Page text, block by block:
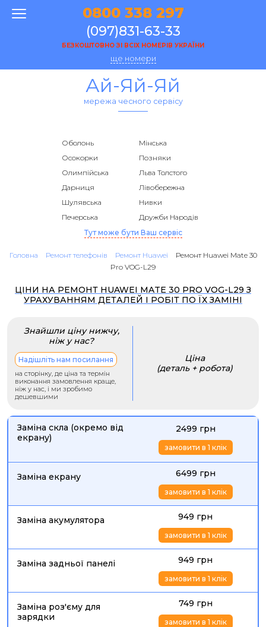
0800 338 297
(097)831-63-33
БЕЗКОШТОВНО ЗІ ВСІХ НОМЕРІВ УКРАЇНИ
ще номери
Ай-Яй-Яй
мережа чесного сервісу
Оболонь
Мінська
Осокорки
Позняки
Олимпійська
Льва Толстого
Дарниця
Лівобережна
Шулявська
Нивки
Печерська
Дружби Народів
Тут може бути Ваш сервіс
Головна Ремонт телефонів Ремонт Huawei
Ремонт Huawei Mate 30
Pro VOG-L29
ЦІНИ НА РЕМОНТ HUAWEI MATE 30 PRO VOG-L29 З
УРАХУВАННЯМ ДЕТАЛЕЙ І РОБІТ ПО ЇХ ЗАМІНІ
Знайшли ціну нижчу,
ніж у нас?
Надішліть нам посилання
на сторінку, де ціна та термін
виконання замовлення краще,
ніж у нас, і ми зробимо
дешевшими
Ціна
(деталь + робота)
Заміна скла (окремо від
екрану)
2499 грн
замовити в 1 клік
Заміна екрану 6499 грн
замовити в 1 клік
Заміна акумулятора 949 грн
замовити в 1 клік
Заміна задньої панелі 949 грн
замовити в 1 клік
Заміна роз'єму для
зарядки
749 грн
замовити в 1 клік